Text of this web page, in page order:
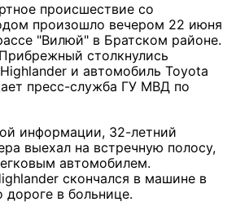
происшествие со
произошло вечером 22 июня
"Вилюй" в Братском районе.
столкнулись
и автомобиль Toyota
пресс-служба ГУ МВД по
информации, 32-летний
выехал на встречную полосу,
автомобилем.
скончался в машине в
в больнице.